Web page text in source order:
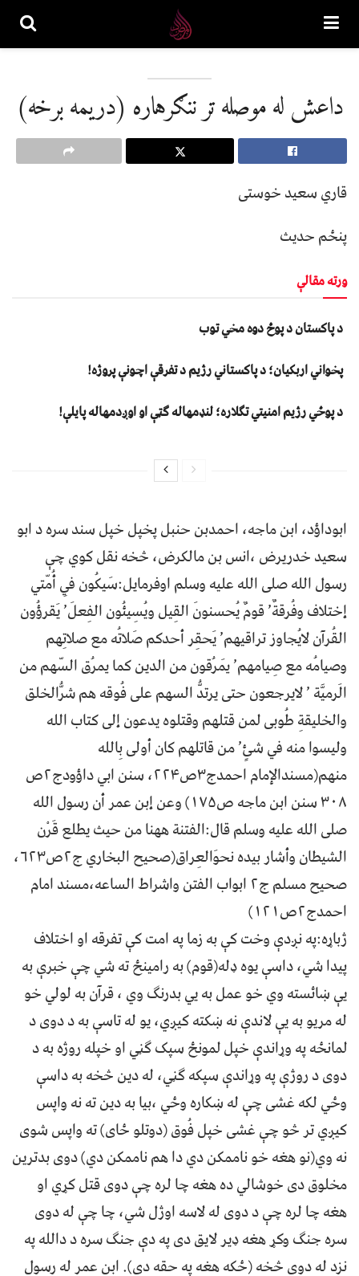
داعش له موصله تر ننګرهاره (دریمه برخه)
قاري سعید خوستی
پنځم حدیث
ورته مقالې
د پاکستان د پوځ دوه مخي توب
پخواني اربکیان؛ د پاکستاني رژیم د تفرقې اچونې پروژه!
د پوځي رژیم امنیتي تګلاره؛ لنډمهاله ګټې او اوږدمهاله پایلې!
ابوداؤد، ابن ماجه، احمدبن حنبل پخپل خپل سند سره د ابو
سعید خدريرض ،انس بن مالکرض، څخه نقل کوي چې
رسول الله صلی الله علیه وسلم اوفرمایل:سَیکُون فِي أُمّتي
إختلاف وفُرقةٌ’ قومٌ يُحسنونَ القِيل ويُسِيئُون الفِعلَ’ يَقرؤُون
القُرآن لايُجاوز تراقيهم’ يَحقِر أحدكم صَلاتُه مع صلاتِهم
وصيامُه مع صِيامهم’ يَمرُقون من الدين كما يمرُق السّهم من
الَرميَّة ’ لايرجعون حتى يرتدُّ السهم على فُوقه هم شرُّالخلق
والخليقةِ طُوبى لمن قتلهم وقتلوه يدعون إلى كتاب الله
وليسوا منه في شئٍ’ من قاتلهم كان أولى بِالله
منهم(مسندالإمام احمدج۳ص۲۲۴، سنن ابي داؤودج۲ص
۳۰۸ سنن ابن ماجه ص۱۷۵) وعن إبن عمر أن رسول الله
صلی الله علیه وسلم قال:الفتنة ههنا من حيث يطلع قَرْن
الشيطان وأشار بيده نحوَالعِراق(صحيح البخاري ج۲ص۶۲۳،
صحیح مسلم ج۲ ابواب الفتن واشراط الساعه،مسند امام
احمدج۲ص۱۲۱)
ژباړه:په نږدې وخت کې به زما په امت کې تفرقه او اختلاف
پیدا شي، داسې یوه ډله(قوم) به رامینځ ته شي چې خبرې به
یې ښائسته وي خو عمل به يي بدرنګ وي ، قرآن به لولي خو
له مریو به یې لاندې نه ښکته کیږي، یو له تاسې به د دوی د
لمانځه په وړاندې خپل لمونځ سپک ګڼي او خپله روژه به د
دوی د روژې په وړاندې سپکه ګڼي، له دین څخه به داسې
وځي لکه غشی چې له ښکاره وځي ،بیا به دین ته نه واپس
کیږي تر څو چې غشی خپل فُوق (دوتلو ځای) ته واپس شوی
نه وي(نو هغه خو ناممکن دي دا هم ناممکن دي) دوی بدترین
مخلوق دی خوشالي ده هغه چا لره چې دوی قتل کړي او
هغه چا لره چې د دوی له لاسه اوژل شي، چا چې له دوی
سره جنګ وکړ هغه ډیر لایق دی په دې جنګ سره د دالله په
نزد له دوی څخه (ځکه هغه په حقه دی). ابن عمر له رسول